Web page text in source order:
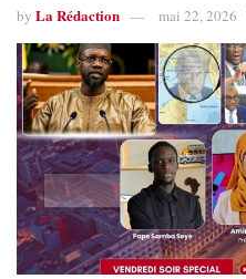
by La Rédaction mai 22, 2026